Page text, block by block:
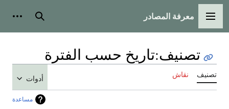
القائمة الرئيسية
معرفة المصادر بحث
تصنيف:تاريخ حسب الفترة
تصنيف نقاش أدوات
مساعدة